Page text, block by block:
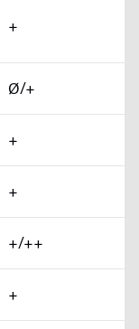
+
Ø/+
+
+
+/++
+